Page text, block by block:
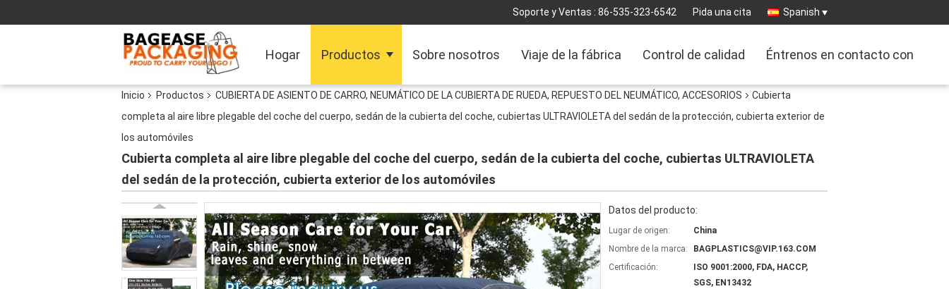
Soporte y Ventas : 86-535-323-6542 Pida una cita Spanish
Hogar Productos Sobre nosotros Viaje de la fábrica Control de calidad Éntrenos en contacto con
Inicio Productos CUBIERTA DE ASIENTO DE CARRO, NEUMÁTICO DE LA CUBIERTA DE RUEDA, REPUESTO DEL NEUMÁTICO, ACCESORIOS
Cubierta
completa al aire libre plegable del coche del cuerpo, sedán de la cubierta del coche, cubiertas ULTRAVIOLETA del sedán de la protección, cubierta exterior de
los automóviles
Cubierta completa al aire libre plegable del coche del cuerpo, sedán de la cubierta del coche, cubiertas ULTRAVIOLETA
del sedán de la protección, cubierta exterior de los automóviles
Datos del producto:
Lugar de origen:
China
Nombre de la marca:
BAGPLASTICS@VIP.163.COM
Certificación:
ISO 9001:2000, FDA, HACCP,
SGS, EN13432